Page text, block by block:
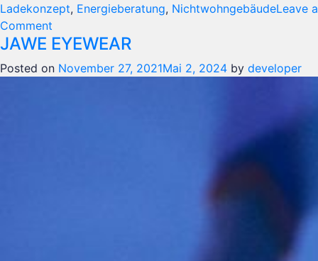
Ladekonzept, Energieberatung, NichtwohngebäudeLeave a
Comment
Sportpark
JAWE EYEWEAR
Posted on November 27, 2021Mai 2, 2024 by developer